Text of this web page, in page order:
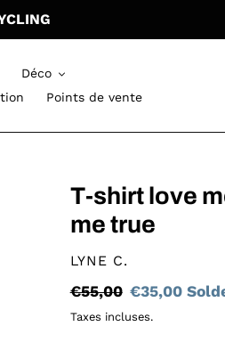
Déco
Points de vente
T-shirt love
me true
DISTRIBUTEUR
LYNE C.
Prix
normal
€55,00 Prix
réduit
€35,00
Taxes incluses.